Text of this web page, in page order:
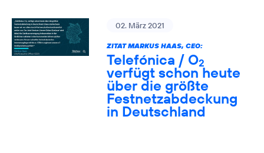
02. März 2021
ZITAT MARKUS HAAS, CEO:
Telefónica / O2
verfügt schon heute
über die größte
Festnetzabdeckung
in Deutschland